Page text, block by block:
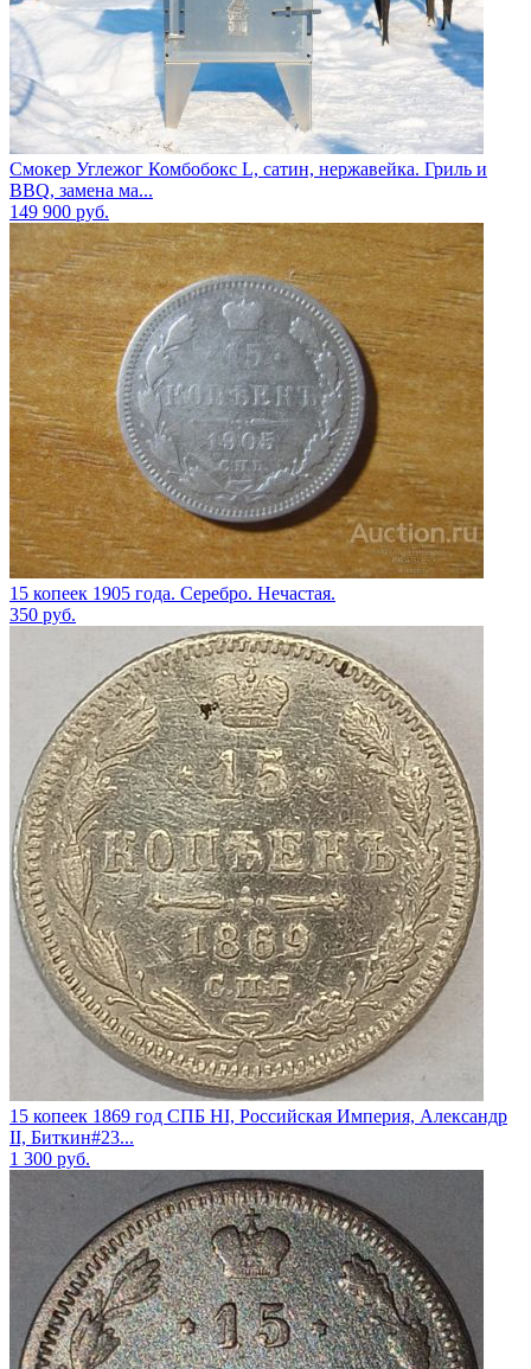
Смокер Углежог Комбобокс L, сатин, нержавейка. Гриль и
BBQ, замена ма...
149 900 руб.
15 копеек 1905 года. Серебро. Нечастая.
350 руб.
15 копеек 1869 год СПБ НI, Российская Империя, Александр
II, Биткин#23...
1 300 руб.